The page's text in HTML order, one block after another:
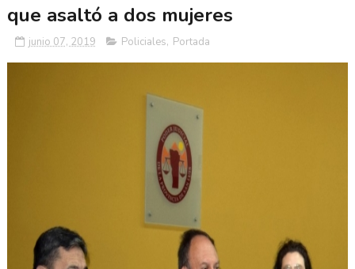
que asaltó a dos mujeres
junio 07, 2019 Policiales, Portada